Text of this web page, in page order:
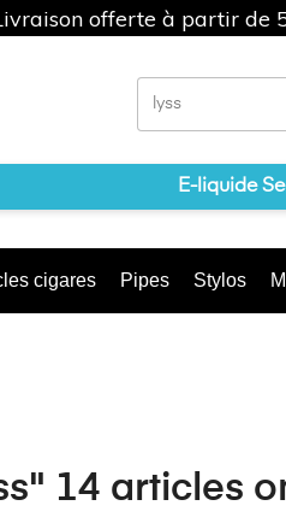
E-liquide
cigares Pipes Stylos
14 articles
offerte à partir de